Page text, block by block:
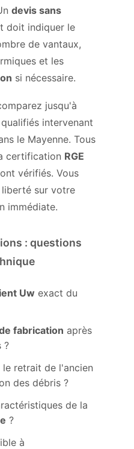
devis sans
doit indiquer le
de vantaux,
et les
si nécessaire.
jusqu'à
intervenant
le Mayenne. Tous
certification RGE
vérifiés. Vous
sur votre
immédiate.
: questions
Uw exact du
fabrication après
?
retrait de l'ancien
des débris ?
de la
?
à